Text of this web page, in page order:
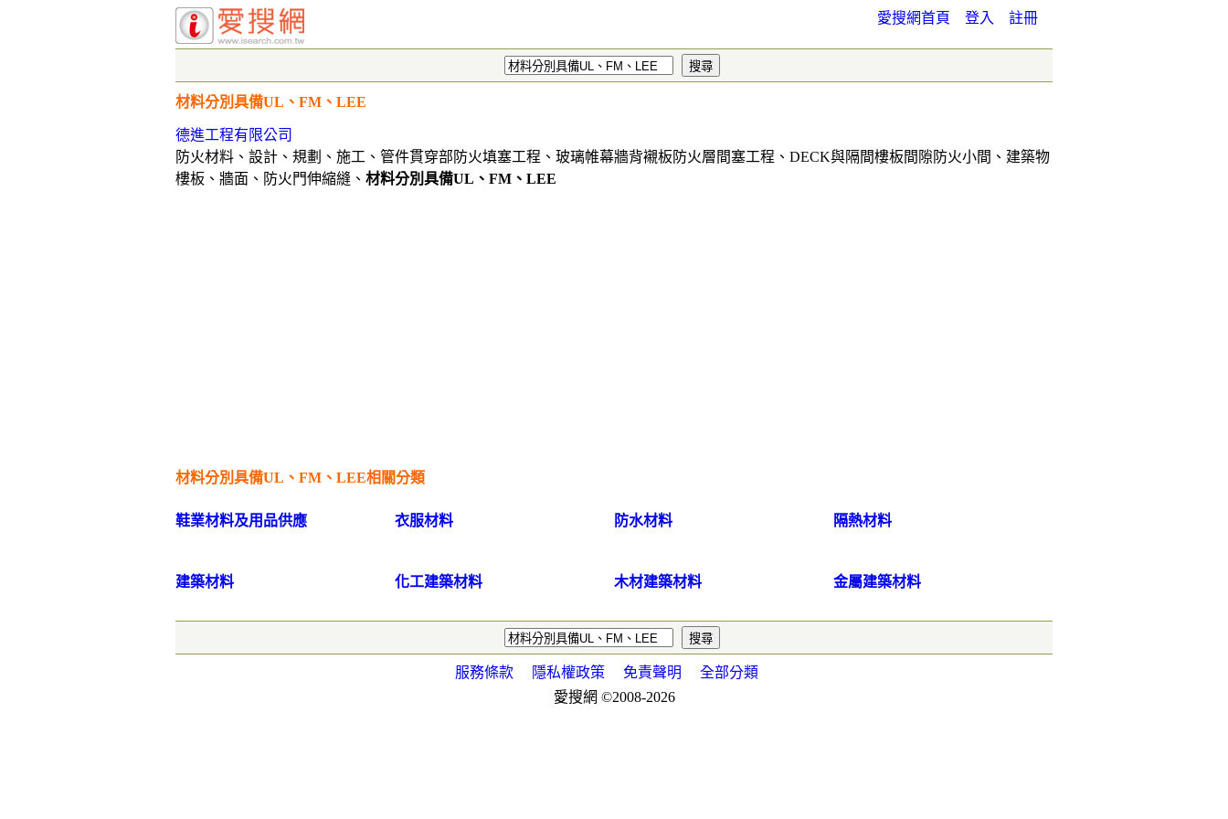
愛搜網首頁 登入 註冊
材料分別具備UL、FM、LEE
德進工程有限公司
防火材料、設計、規劃、施工、管件貫穿部防火填塞工程、玻璃帷幕牆背襯板防火層間塞工程、DECK與隔間樓板間隙防火小間、建築物
樓板、牆面、防火門伸縮縫、 材料分別具備UL、FM、LEE
材料分別具備UL、FM、LEE相關分類
鞋業材料及用品供應 衣服材料 防水材料 隔熱材料
建築材料 化工建築材料 木材建築材料 金屬建築材料
服務條款 隱私權政策 免責聲明
全部分類
愛搜網 ©2008-2026